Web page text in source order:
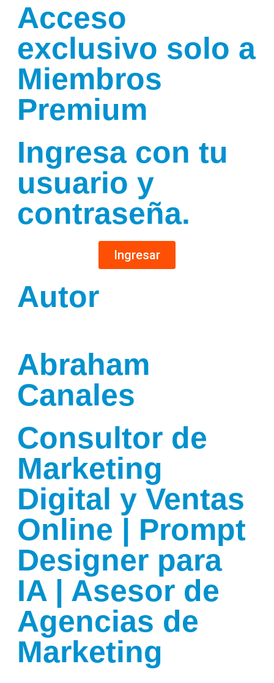
Acceso
exclusivo solo a
Miembros
Premium
Ingresa con tu
usuario y
contraseña.
Ingresar
Autor
Abraham
Canales
Consultor de
Marketing
Digital y Ventas
Online | Prompt
Designer para
IA | Asesor de
Agencias de
Marketing